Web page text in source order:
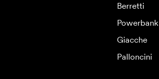
Berretti
Powerbank
Giacche
Palloncini